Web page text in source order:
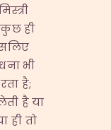
ही
भी
है;
है या
ही तो